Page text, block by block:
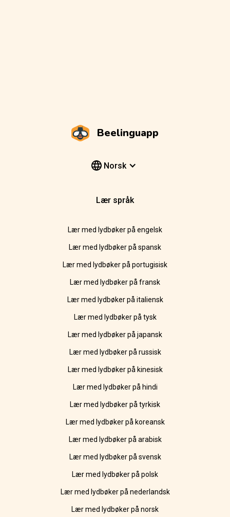
Beelinguapp
Norsk
Lær språk
Lær med lydbøker på engelsk
Lær med lydbøker på spansk
Lær med lydbøker på portugisisk
Lær med lydbøker på fransk
Lær med lydbøker på italiensk
Lær med lydbøker på tysk
Lær med lydbøker på japansk
Lær med lydbøker på russisk
Lær med lydbøker på kinesisk
Lær med lydbøker på hindi
Lær med lydbøker på tyrkisk
Lær med lydbøker på koreansk
Lær med lydbøker på arabisk
Lær med lydbøker på svensk
Lær med lydbøker på polsk
Lær med lydbøker på nederlandsk
Lær med lydbøker på norsk